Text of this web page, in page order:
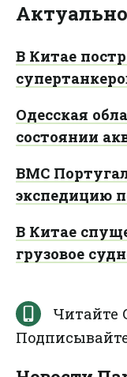
Актуально
В Китае
Одесская
состоянии
ВМС
экспедицию
В Китае
грузовое
Читайте